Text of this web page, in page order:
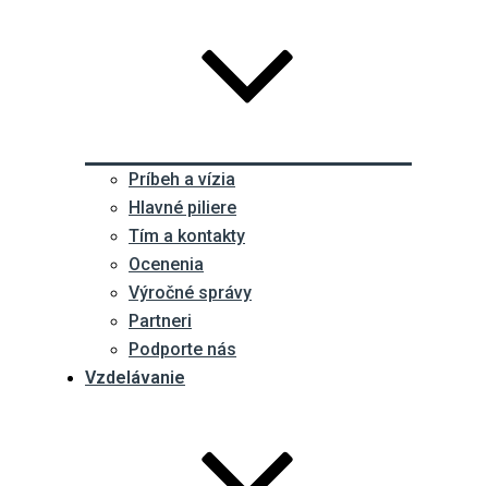
Príbeh a vízia
Hlavné piliere
Tím a kontakty
Ocenenia
Výročné správy
Partneri
Podporte nás
Vzdelávanie